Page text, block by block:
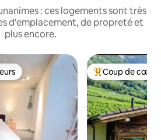
: ces logements sont très
d'emplacement, de propreté et
plus encore.
Coups de cœur
Coup de cœur